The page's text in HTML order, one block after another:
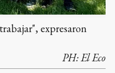
expresaron
PH:El Eco